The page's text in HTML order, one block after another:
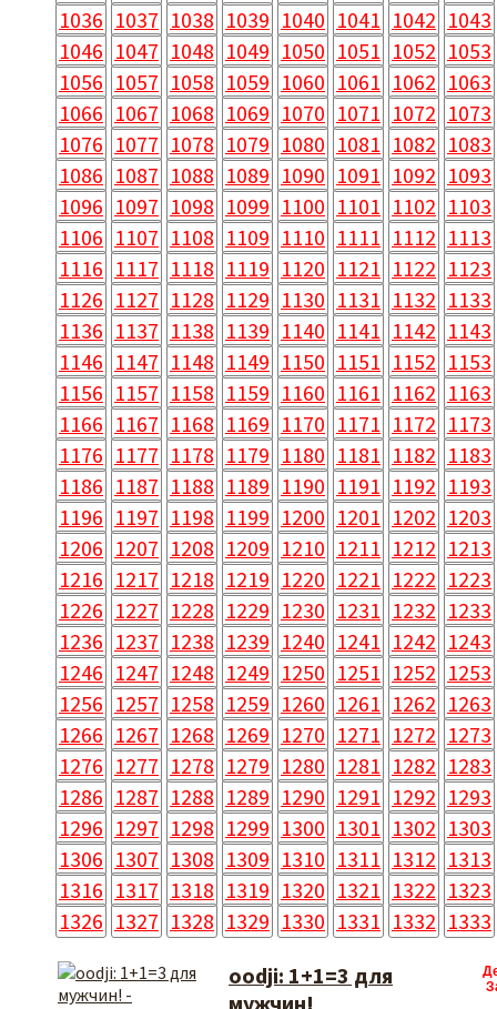
1036 1037 1038 1039 1040 1041 1042 1043
1046 1047 1048 1049 1050 1051 1052 1053
1056 1057 1058 1059 1060 1061 1062 1063
1066 1067 1068 1069 1070 1071 1072 1073
1076 1077 1078 1079 1080 1081 1082 1083
1086 1087 1088 1089 1090 1091 1092 1093
1096 1097 1098 1099 1100 1101 1102 1103
1106 1107 1108 1109 1110 1111 1112 1113
1116 1117 1118 1119 1120 1121 1122 1123
1126 1127 1128 1129 1130 1131 1132 1133
1136 1137 1138 1139 1140 1141 1142 1143
1146 1147 1148 1149 1150 1151 1152 1153
1156 1157 1158 1159 1160 1161 1162 1163
1166 1167 1168 1169 1170 1171 1172 1173
1176 1177 1178 1179 1180 1181 1182 1183
1186 1187 1188 1189 1190 1191 1192 1193
1196 1197 1198 1199 1200 1201 1202 1203
1206 1207 1208 1209 1210 1211 1212 1213
1216 1217 1218 1219 1220 1221 1222 1223
1226 1227 1228 1229 1230 1231 1232 1233
1236 1237 1238 1239 1240 1241 1242 1243
1246 1247 1248 1249 1250 1251 1252 1253
1256 1257 1258 1259 1260 1261 1262 1263
1266 1267 1268 1269 1270 1271 1272 1273
1276 1277 1278 1279 1280 1281 1282 1283
1286 1287 1288 1289 1290 1291 1292 1293
1296 1297 1298 1299 1300 1301 1302 1303
1306 1307 1308 1309 1310 1311 1312 1313
1316 1317 1318 1319 1320 1321 1322 1323
1326 1327 1328 1329 1330 1331 1332 1333
oodji: 1+1=3 для
мужчин!